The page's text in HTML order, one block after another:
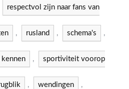
respectvol zijn naar fans van
, rusland , schema's ,
, sportiviteit voorop
, wendingen ,